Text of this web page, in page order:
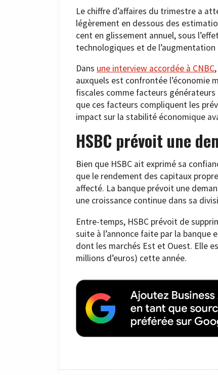
Le chiffre d’affaires du trimestre a
légèrement en dessous des
cent en glissement annuel, sous
technologiques et de l’augmentation
Dans une interview accordée à CNBC
auxquels est confrontée l’économie
fiscales comme facteurs
que ces facteurs compliquent les
impact sur la stabilité économique
HSBC prévoit une
Bien que HSBC ait exprimé sa
que le rendement des capitaux
affecté. La banque prévoit une
une croissance continue dans sa
Entre-temps, HSBC prévoit de
suite à l’annonce faite par la
dont les marchés Est et Ouest. Elle
millions d’euros) cette année.